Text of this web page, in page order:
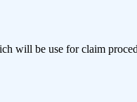
will be use for claim